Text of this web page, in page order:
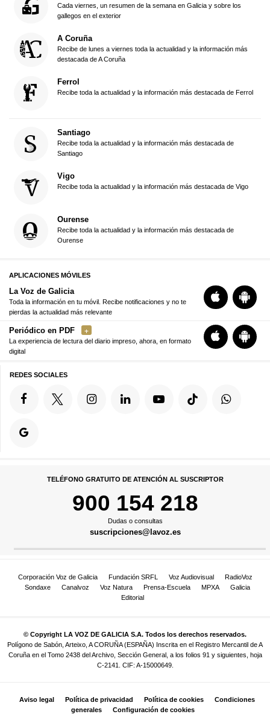
Cada viernes, un resumen de la semana en Galicia y sobre los
gallegos en el exterior
A Coruña
Recibe de lunes a viernes toda la actualidad y la información más
destacada de A Coruña
Ferrol
Recibe toda la actualidad y la información más destacada de Ferrol
Santiago
Recibe toda la actualidad y la información más destacada de
Santiago
Vigo
Recibe toda la actualidad y la información más destacada de Vigo
Ourense
Recibe toda la actualidad y la información más destacada de
Ourense
APLICACIONES MÓVILES
La Voz de Galicia
Toda la información en tu móvil. Recibe notificaciones y no te
pierdas la actualidad más relevante
Periódico en PDF
La experiencia de lectura del diario impreso, ahora, en formato
digital
REDES SOCIALES
TELÉFONO GRATUITO DE ATENCIÓN AL SUSCRIPTOR
900 154 218
Dudas o consultas
suscripciones@lavoz.es
Corporación Voz de Galicia Fundación SRFL Voz Audiovisual
RadioVoz
Sondaxe
Canalvoz Voz Natura Prensa-Escuela MPXA
Galicia
Editorial
© Copyright LA VOZ DE GALICIA S.A. Todos los derechos reservados.
Polígono de Sabón, Arteixo, A CORUÑA (ESPAÑA) Inscrita en el Registro Mercantil de A
Coruña en el Tomo 2438 del Archivo, Sección General, a los folios 91 y siguientes, hoja
C-2141. CIF: A-15000649.
Aviso legal Política de privacidad Política de cookies
Condiciones
generales
Configuración de cookies